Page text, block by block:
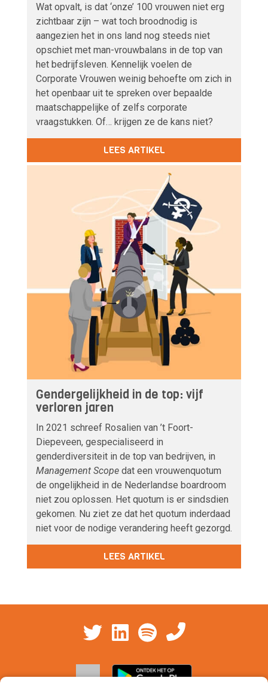
Wat opvalt, is dat ‘onze’ 100 vrouwen niet erg
zichtbaar zijn – wat toch broodnodig is
aangezien het in ons land nog steeds niet
opschiet met man-vrouwbalans in de top van
het bedrijfsleven. Kennelijk voelen de
Corporate Vrouwen weinig behoefte om zich in
het openbaar uit te spreken over bepaalde
maatschappelijke of zelfs corporate
vraagstukken. Of… krijgen ze de kans niet?
LEES ARTIKEL
Gendergelijkheid in de top: vijf
verloren jaren
In 2021 schreef Rosalien van ’t Foort-
Diepeveen, gespecialiseerd in
genderdiversiteit in de top van bedrijven, in
Management Scope dat een vrouwenquotum
de ongelijkheid in de Nederlandse boardroom
niet zou oplossen. Het quotum is er sindsdien
gekomen. Nu ziet ze dat het quotum inderdaad
niet voor de nodige verandering heeft gezorgd.
LEES ARTIKEL